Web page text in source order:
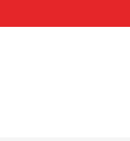
Pinterest
naar Instagram